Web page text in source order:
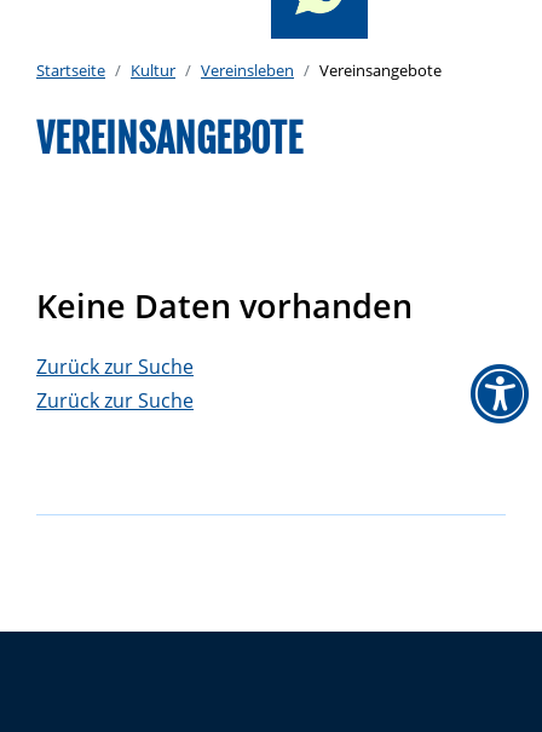
Startseite Kultur Vereinsleben Vereinsangebote
VEREINSANGEBOTE
Keine Daten vorhanden
Zurück zur Suche
Zurück zur Suche